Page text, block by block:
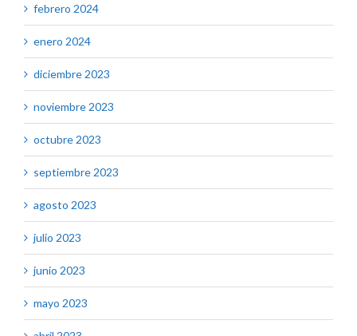
febrero 2024
enero 2024
diciembre 2023
noviembre 2023
octubre 2023
septiembre 2023
agosto 2023
julio 2023
junio 2023
mayo 2023